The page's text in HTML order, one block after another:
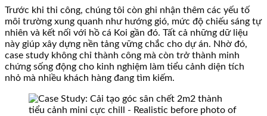
Trước khi thi công, chúng tôi còn ghi nhận thêm các yếu tố
môi trường xung quanh như hướng gió, mức độ chiếu sáng tự
nhiên và kết nối với hồ cá Koi gần đó. Tất cả những dữ liệu
này giúp xây dựng nền tảng vững chắc cho dự án. Nhờ đó,
case study không chỉ thành công mà còn trở thành minh
chứng sống động cho kinh nghiệm làm tiểu cảnh diện tích
nhỏ mà nhiều khách hàng đang tìm kiếm.